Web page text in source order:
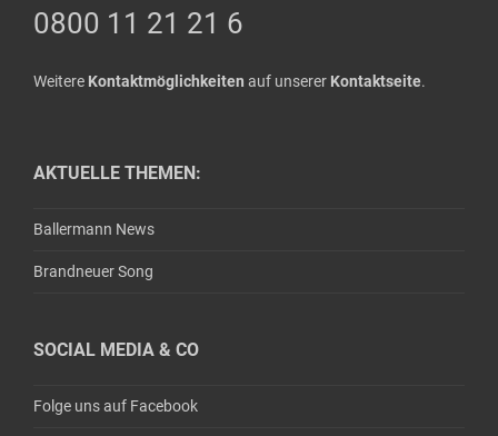
0800 11 21 21 6
Weitere Kontaktmöglichkeiten auf unserer Kontaktseite.
AKTUELLE THEMEN:
Ballermann News
Brandneuer Song
SOCIAL MEDIA & CO
Folge uns auf Facebook